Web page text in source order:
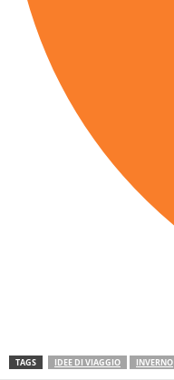
TAGS IDEE DI VIAGGIO INVERNO